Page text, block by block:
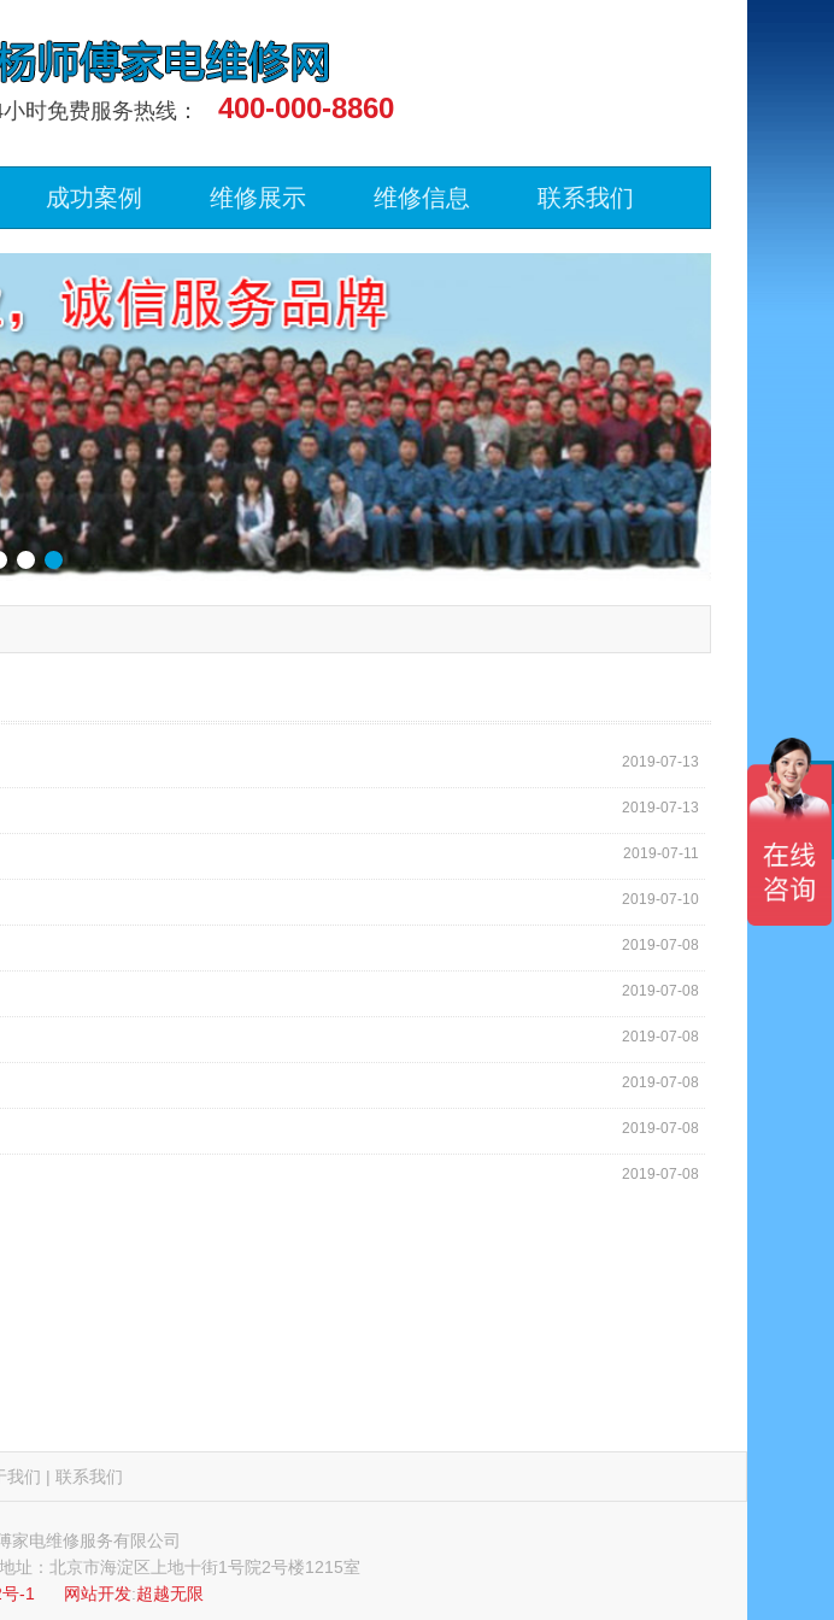
时免费服务热线： 400-000-8860
成功案例 维修展示 维修信息 联系我们
2019-07-13
2019-07-13
2019-07-11
2019-07-10
2019-07-08
2019-07-08
2019-07-08
2019-07-08
2019-07-08
2019-07-08
我们 | 联系我们
家电维修服务有限公司
地址：北京市海淀区上地十街1号院2号楼1215室
-1
网站开发:超越无限